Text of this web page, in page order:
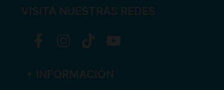
VISITA NUESTRAS REDES
+ INFORMACIÓN